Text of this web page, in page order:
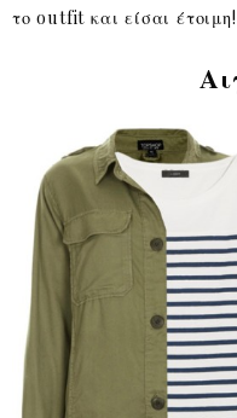
το outfit και είσαι έτοιμη!